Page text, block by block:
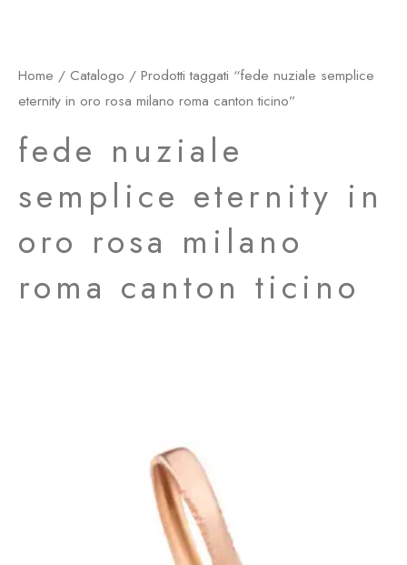
Home / Catalogo / Prodotti taggati “fede nuziale semplice
eternity in oro rosa milano roma canton ticino”
fede nuziale
semplice eternity in
oro rosa milano
roma canton ticino